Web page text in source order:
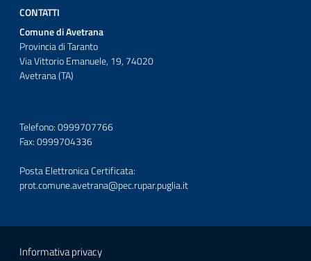
CONTATTI
Comune di Avetrana
Provincia di Taranto
Via Vittorio Emanuele, 19, 74020
Avetrana (TA)
Telefono: 0999707766
Fax: 0999704336
Posta Elettronica Certificata:
prot.comune.avetrana@pec.rupar.puglia.it
Link utili
Informativa privacy